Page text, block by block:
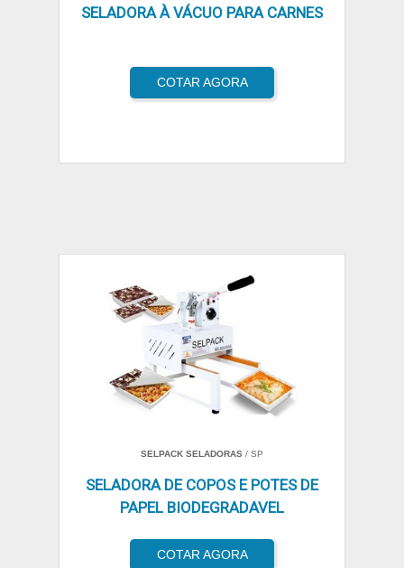
SELADORA À VÁCUO PARA CARNES
COTAR AGORA
SELPACK SELADORAS / SP
SELADORA DE COPOS E POTES DE
PAPEL BIODEGRADAVEL
COTAR AGORA